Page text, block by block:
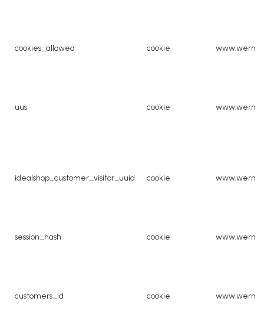
cookies_allowed cookie
uus cookie
idealshop_customer_visitor_uuid cookie
session_hash cookie
customers_id cookie